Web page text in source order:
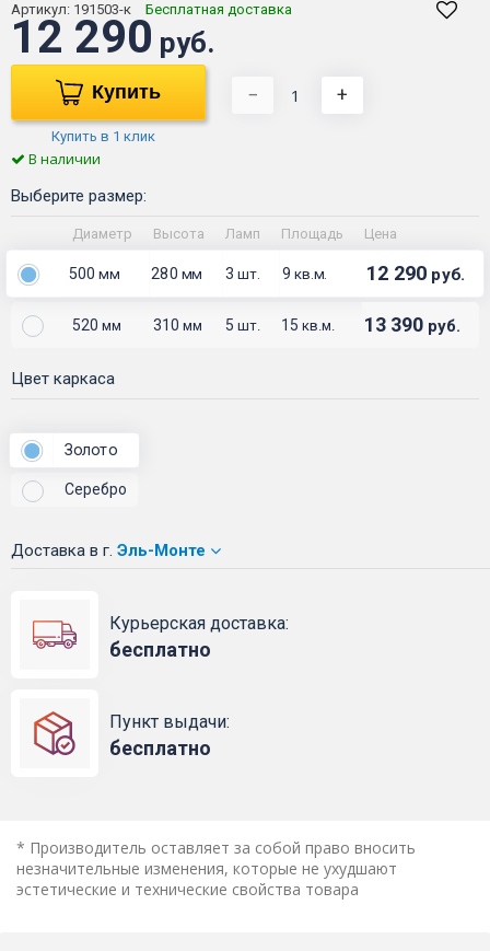
Артикул: 191503-к Бесплатная доставка
12 290 руб.
Купить
Купить в 1 клик
− +
В наличии
Выберите размер:
Диаметр Высота Ламп Площадь Цена
500мм 280 мм 3 шт. 9 кв.м. 12 290 руб.
520 мм 310 мм 5 шт. 15 кв.м. 13 390 руб.
Цвет каркаса
Золото
Серебро
Доставка в г. Эль-Монте
Курьерская доставка:
бесплатно
Пункт выдачи:
бесплатно
* Производитель оставляет за собой право вносить
незначительные изменения, которые не ухудшают
эстетические и технические свойства товара